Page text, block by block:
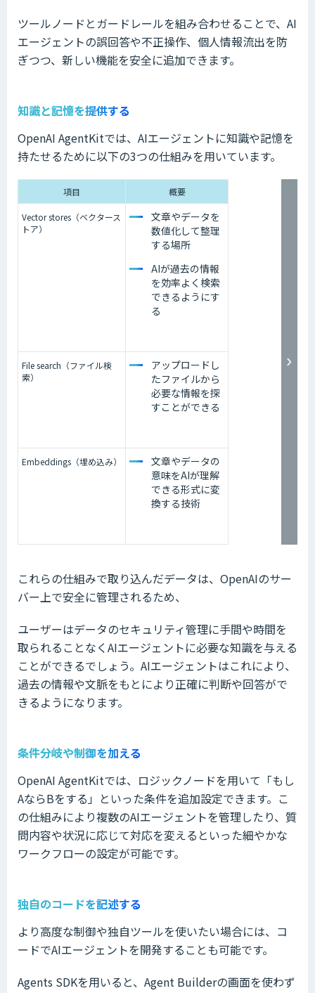
ツールノードとガードレールを組み合わせることで、AI
エージェントの誤回答や不正操作、個人情報流出を防
ぎつつ、新しい機能を安全に追加できます。
知識と記憶を提供する
OpenAI AgentKitでは、AIエージェントに知識や記憶を
持たせるために以下の3つの仕組みを用いています。
項目 概要
Vector stores（ベクタース
トア）
文章やデータを
数値化して整理
する場所
AIが過去の情報
を効率よく検索
できるようにす
る
File search（ファイル検
索）
アップロードし
たファイルから
必要な情報を探
すことができる
Embeddings（埋め込み）
文章やデータの
意味をAIが理解
できる形式に変
換する技術
これらの仕組みで取り込んだデータは、OpenAIのサー
バー上で安全に管理されるため、
ユーザーはデータのセキュリティ管理に手間や時間を
取られることなくAIエージェントに必要な知識を与える
ことができるでしょう。AIエージェントはこれにより、
過去の情報や文脈をもとにより正確に判断や回答がで
きるようになります。
条件分岐や制御を加える
OpenAI AgentKitでは、ロジックノードを用いて「もし
AならBをする」といった条件を追加設定できます。こ
の仕組みにより複数のAIエージェントを管理したり、質
問内容や状況に応じて対応を変えるといった細やかな
ワークフローの設定が可能です。
独自のコードを記述する
より高度な制御や独自ツールを使いたい場合には、コ
ードでAIエージェントを開発することも可能です。
Agents SDKを用いると、Agent Builderの画面を使わず